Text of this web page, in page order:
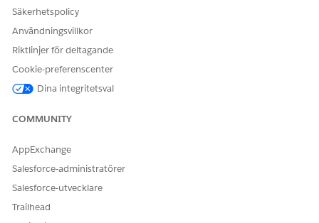
Visa information om alla parter och fordon i en visuell
graf) med information som är relevant för
servicerepresentanter, finanskonsulter och säljchefer som
tittar på företagsinterna lån och leasingavtal.
Säkerhetspolicy
Användningsvillkor
Riktlinjer för deltagande
Cookie-preferenscenter
Dina integritetsval
COMMUNITY
AppExchange
Salesforce-administratörer
Salesforce-utvecklare
Trailhead